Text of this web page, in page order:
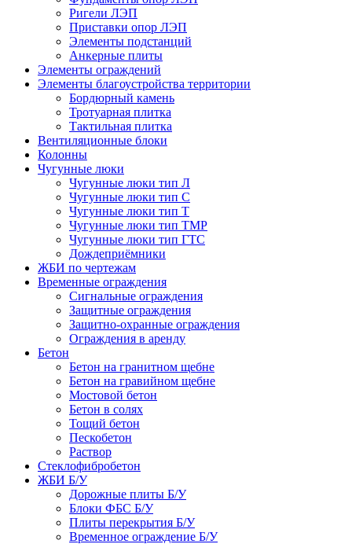
Ригели ЛЭП
Приставки опор ЛЭП
Элементы подстанций
Анкерные плиты
Элементы ограждений
Элементы благоустройства территории
Бордюрный камень
Тротуарная плитка
Тактильная плитка
Вентиляционные блоки
Колонны
Чугунные люки
Чугунные люки тип Л
Чугунные люки тип С
Чугунные люки тип Т
Чугунные люки тип ТМР
Чугунные люки тип ГТС
Дождеприёмники
ЖБИ по чертежам
Временные ограждения
Сигнальные ограждения
Защитные ограждения
Защитно-охранные ограждения
Ограждения в аренду
Бетон
Бетон на гранитном щебне
Бетон на гравийном щебне
Мостовой бетон
Бетон в солях
Тощий бетон
Пескобетон
Раствор
Стеклофибробетон
ЖБИ Б/У
Дорожные плиты Б/У
Блоки ФБС Б/У
Плиты перекрытия Б/У
Временное ограждение Б/У